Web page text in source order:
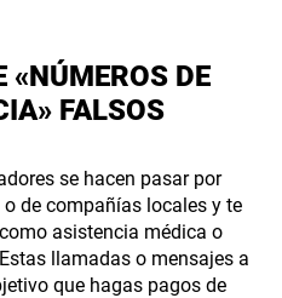
«NÚMEROS DE
FALSOS
se hacen pasar por
de compañías locales y te
asistencia médica o
llamadas o mensajes a
que hagas pagos de